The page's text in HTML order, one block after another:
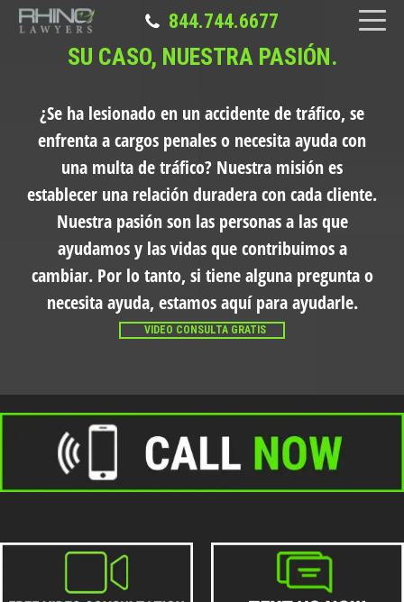
844.744.6677
SU CASO, NUESTRA PASIÓN.
¿Se ha lesionado en un accidente de tráfico, se
enfrenta a cargos penales o necesita ayuda con
una multa de tráfico? Nuestra misión es
establecer una relación duradera con cada cliente.
Nuestra pasión son las personas a las que
ayudamos y las vidas que contribuimos a
cambiar. Por lo tanto, si tiene alguna pregunta o
necesita ayuda, estamos aquí para ayudarle.
VIDEO CONSULTA GRATIS